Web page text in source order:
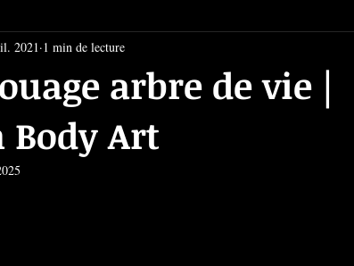
arbre de vie |
Art
2021 1 min de lecture